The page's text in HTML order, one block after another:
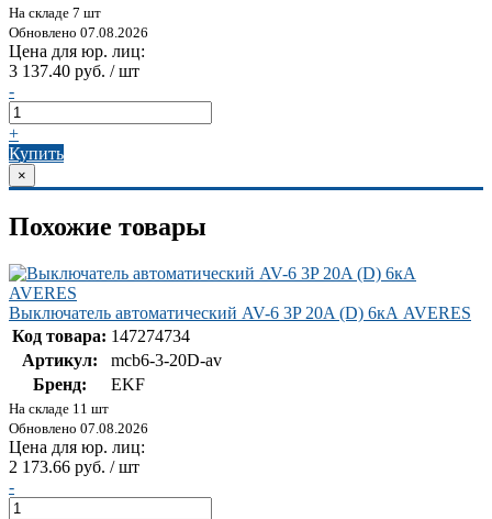
На складе 7 шт
Обновлено 07.08.2026
Цена для юр. лиц:
3 137.40 руб. / шт
-
+
Купить
×
Похожие товары
Выключатель автоматический AV-6 3P 20A (D) 6кА AVERES
Код товара: 147274734
Артикул:
mcb6-3-20D-av
Бренд:
EKF
На складе 11 шт
Обновлено 07.08.2026
Цена для юр. лиц:
2 173.66 руб. / шт
-